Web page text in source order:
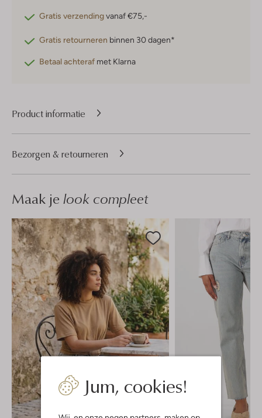
Jum, cookies!
Gratis verzendingvanaf €75,-
Gratis retourneren binnen 30 dagen*
Betaal achteraf met Klarna
Product informatie
Bezorgen & retourneren
Maak je look compleet